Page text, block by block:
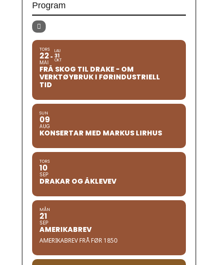
Program
TORS
22
MAI
LAU
31
OKT
FRÅ SKOG TIL DRAKE - OM
VERKTØYBRUK I FØRINDUSTRIELL
TID
SUN
09
AUG
KONSERTAR MED MARKUS LIRHUS
TORS
10
SEP
DRAKAR OG ÅKLEVEV
MÅN
21
SEP
AMERIKABREV
AMERIKABREV FRÅ FØR 1850